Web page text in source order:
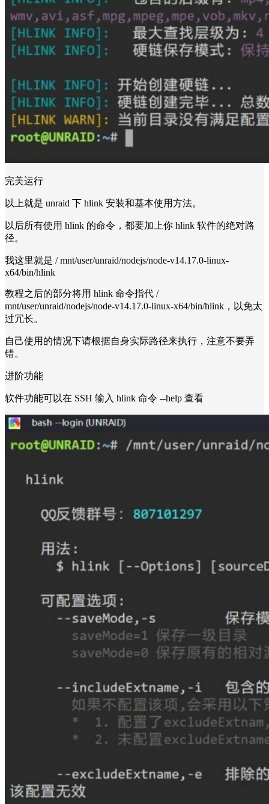
完美运行
以上就是 unraid 下 hlink 安装和基本使用方法。
以后所有使用 hlink 的命令，都要加上你 hlink 软件的绝对路
径。
我这里就是 / mnt/user/unraid/nodejs/node-v14.17.0-linux-
x64/bin/hlink
教程之后的部分将用 hlink 命令指代 /
mnt/user/unraid/nodejs/node-v14.17.0-linux-x64/bin/hlink，以免太
过冗长。
自己使用的情况下请根据自身实际路径来执行，注意不要弄
错。
进阶功能
软件功能可以在 SSH 输入 hlink 命令 --help 查看